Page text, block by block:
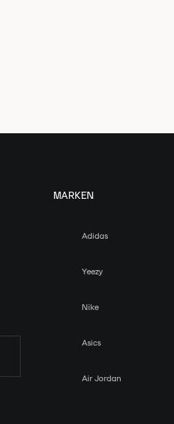
MARKEN
Adidas
Yeezy
Nike
Asics
Air Jordan